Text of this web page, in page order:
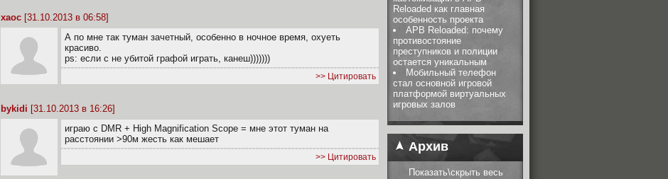
xaoc [31.10.2013 в 06:58]
А по мне так туман зачетный, особенно в ночное время, охуеть
красиво.
ps: если с не убитой графой играть, канеш)))))))
>> Цитировать
bykidi [31.10.2013 в 16:26]
играю с DMR + High Magnification Scope = мне этот туман на
расстоянии >90м жесть как мешает
>> Цитировать
Reloaded как главная
особенность проекта
APB Reloaded: почему
противостояние
преступников и полиции
остается уникальным
Мобильный телефон
стал основной игровой
платформой виртуальных
игровых залов
Архив
Показать\скрыть весь